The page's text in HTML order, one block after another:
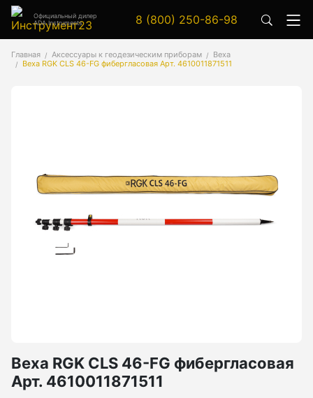
Официальный дилер
ADA Instruments
8 (800) 250-86-98
Главная Аксессуары к геодезическим приборам
Веха
Веха RGK CLS 46-FG фибергласовая Арт. 4610011871511
Веха RGK CLS 46-FG фибергласовая
Арт. 4610011871511
Аксессуары
Аксессуары к геодезическим приборам
Цифровой осциллограф